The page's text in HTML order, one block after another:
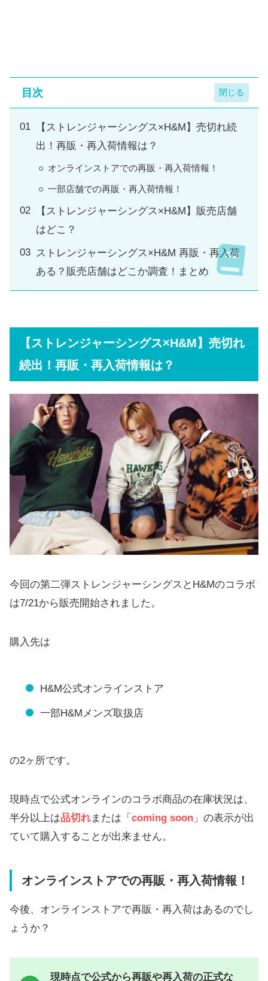
目次
【ストレンジャーシングス×H&M】売切れ続
出！再販・再入荷情報は？
オンラインストアでの再販・再入荷情報！
一部店舗での再販・再入荷情報！
【ストレンジャーシングス×H&M】販売店舗
はどこ？
ストレンジャーシングス×H&M 再販・再入荷
ある？販売店舗はどこか調査！まとめ
【ストレンジャーシングス×H&M】売切れ
続出！再販・再入荷情報は？
今回の第二弾ストレンジャーシングスとH&Mのコラボ
は7/21から販売開始されました。
購入先は
H&M公式オンラインストア
一部H&Mメンズ取扱店
の2ヶ所です。
現時点で公式オンラインのコラボ商品の在庫状況は、
半分以上は品切れまたは「 coming soon 」の表示が出
ていて購入することが出来ません。
オンラインストアでの再販・再入荷情報！
今後、オンラインストアで再販・再入荷はあるのでし
ょうか？
現時点で公式から再販や再入荷の正式な